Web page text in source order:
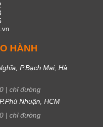
HÀNH
P.Bạch Mai, Hà
| chỉ đường
Nhuận, HCM
| chỉ đường